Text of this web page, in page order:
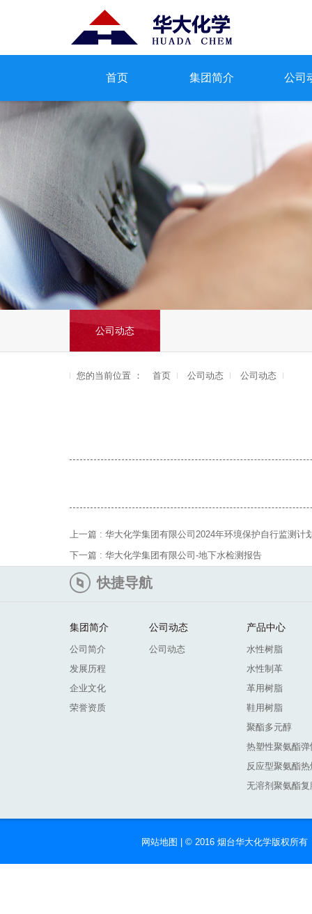
首页 集团简介 公司
公司动态
您的当前位置 ： 首页 公司动态 公司动态
上一篇 : 华大化学集团有限公司2024年环境保护自行监测计
下一篇 : 华大化学集团有限公司-地下水检测报告
快捷导航
集团简介
公司简介
发展历程
企业文化
荣誉资质
公司动态
公司动态
产品中心
水性树脂
水性制革
革用树脂
鞋用树脂
聚酯多元醇
热塑性聚氨酯弹
反应型聚氨酯热
无溶剂聚氨酯复
网站地图 | © 2016 烟台华大化学版权所